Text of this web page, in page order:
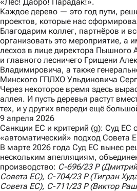
«Лес! Дабро! Парадак!».
Каждое дерево — это год пути,
проектов, которые нас
Благодарим коллег, партнёров и
организовать это мероприятие, а
лесхоз в лице директора Пышного
и главного лесничего Грищени
Владимировича, а также
Минского ГПЛХО Ульдиновича
Через некоторое время здесь
аллея. И пусть деревья растут
тех, и у других впереди ещё
9 апреля 2026
Санкции ЕС и критерий (g): Суд ЕС
«автоматический» подход Совета
В марте 2026 года Суд ЕС вынес
нескольким апелляциям,
производство: C-696/23 P
Совета ЕС), C-704/23 P(Тигран
Совета ЕС), C-711/23 P(Виктор